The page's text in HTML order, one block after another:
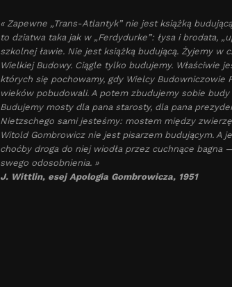
« Zapewne „Trans-Atlantyk” nie jest książką
to dziatwa taka jak w „Ferdydurke”: łysa i brodata,
szkolnej ławie. Nie jest książką budującą. Żyjemy
Wielkiej Budowy. Ciągle tylko budujemy. Właściwie
których się pochowamy, gdy Wielcy Budowniczowie
wieków pobudowali. A potem zbudujemy sobie
Budujemy mosty dla pana starosty, dla pana
Nietzschego sami jesteśmy: mostem między
Witold Gombrowicz nie jest pisarzem budującym. A
choćby droga do niej wiodła przez cuchnące
swego odosobnienia. »
J. Wittlin, esej Apologia Gombrowicza, 1951